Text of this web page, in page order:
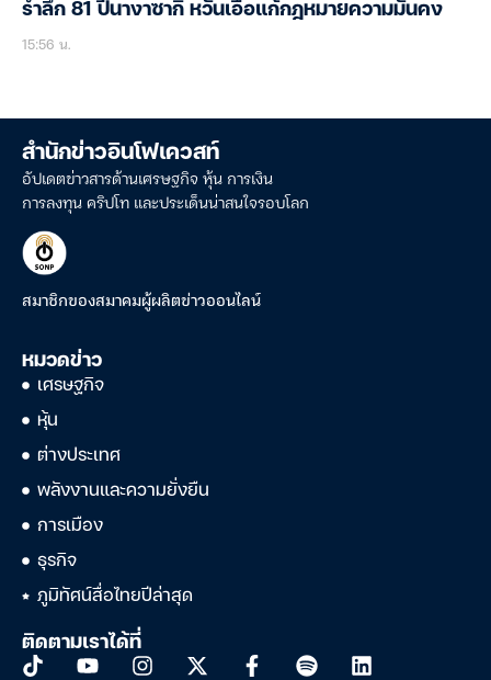
รำลึก 81 ปีนางาซากิ หวั่นเอื้อแก้กฎหมายความมั่นคง
15:56 น.
สำนักข่าวอินโฟเควสท์
อัปเดตข่าวสารด้านเศรษฐกิจ หุ้น การเงิน
การลงทุน คริปโท และประเด็นน่าสนใจรอบโลก
สมาชิกของสมาคมผู้ผลิตข่าวออนไลน์
หมวดข่าว
เศรษฐกิจ
หุ้น
ต่างประเทศ
พลังงานและความยั่งยืน
การเมือง
ธุรกิจ
ภูมิทัศน์สื่อไทยปีล่าสุด
ติดตามเราได้ที่